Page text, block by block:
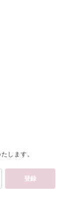
します。
登録